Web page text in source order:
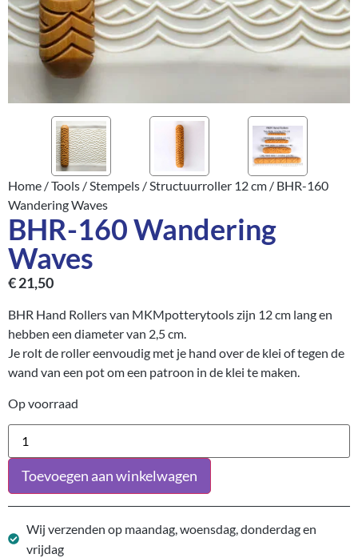
Home /Tools /Stempels /Structuurroller 12 cm / BHR-160
Wandering Waves
BHR-160 Wandering
Waves
€21,50
BHR Hand Rollers van MKMpotterytools zijn 12 cm lang en
hebben een diameter van 2,5 cm.
Je rolt de roller eenvoudig met je hand over de klei of tegen de
wand van een pot om een patroon in de klei te maken.
Op voorraad
Toevoegen aan winkelwagen
Wij verzenden op maandag, woensdag, donderdag en
vrijdag